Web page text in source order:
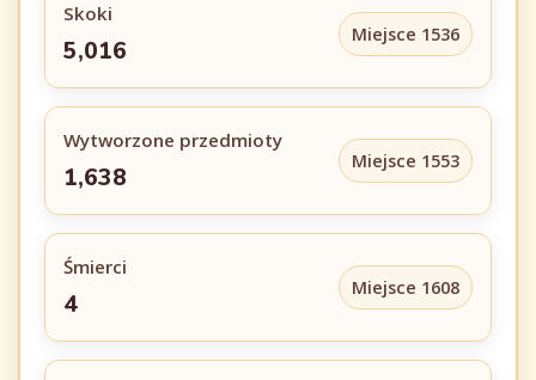
Skoki
5,016
Miejsce 1536
Wytworzone przedmioty
1,638
Miejsce 1553
Śmierci
4
Miejsce 1608